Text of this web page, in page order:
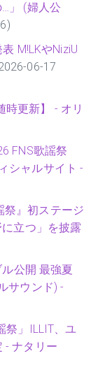
」 (婦人公
M!LKやNiziU
06-17
更新】 - オリ
FNS歌謡祭
シャルサイト -
祭』初ステージ
立つ」を披露
公開 最強夏
サウンド) -
祭」ILLIT、ユ
- ナタリー